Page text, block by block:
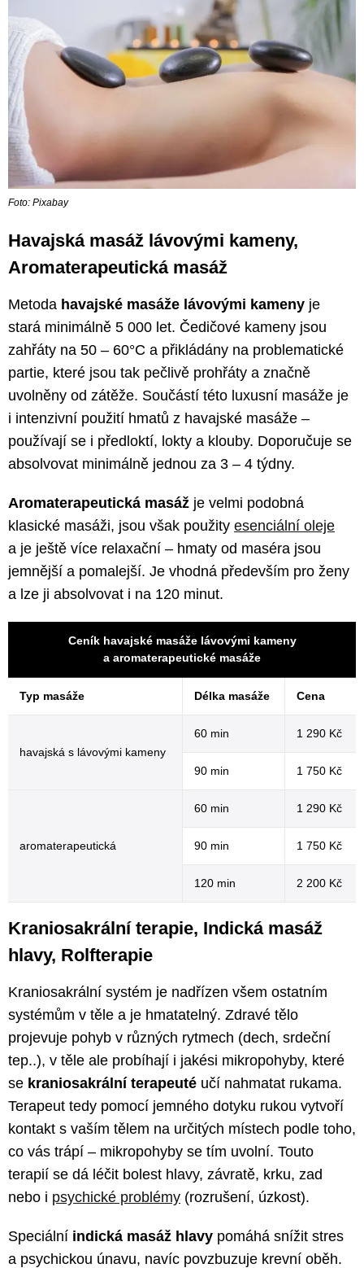
Foto: Pixabay
Havajská masáž lávovými kameny,
Aromaterapeutická masáž
Metoda havajské masáže lávovými kameny je
stará minimálně 5 000 let. Čedičové kameny jsou
zahřáty na 50 – 60°C a přikládány na problematické
partie, které jsou tak pečlivě prohřáty a značně
uvolněny od zátěže. Součástí této luxusní masáže je
i intenzivní použití hmatů z havajské masáže –
používají se i předloktí, lokty a klouby. Doporučuje se
absolvovat minimálně jednou za 3 – 4 týdny.
Aromaterapeutická masáž je velmi podobná
klasické masáži, jsou však použity esenciální oleje
a je ještě více relaxační – hmaty od maséra jsou
jemnější a pomalejší. Je vhodná především pro ženy
a lze ji absolvovat i na 120 minut.
Ceník havajské masáže lávovými kameny
a aromaterapeutické masáže
Typ masáže Délka masáže Cena
havajská s lávovými kameny
60 min 1 290 Kč
90 min 1 750 Kč
aromaterapeutická
60 min 1 290 Kč
90 min 1 750 Kč
120 min 2 200 Kč
Kraniosakrální terapie, Indická masáž
hlavy, Rolfterapie
Kraniosakrální systém je nadřízen všem ostatním
systémům v těle a je hmatatelný. Zdravé tělo
projevuje pohyb v různých rytmech (dech, srdeční
tep..), v těle ale probíhají i jakési mikropohyby, které
se kraniosakrální terapeuté učí nahmatat rukama.
Terapeut tedy pomocí jemného dotyku rukou vytvoří
kontakt s vaším tělem na určitých místech podle toho,
co vás trápí – mikropohyby se tím uvolní. Touto
terapií se dá léčit bolest hlavy, závratě, krku, zad
nebo i psychické problémy (rozrušení, úzkost).
Speciální indická masáž hlavy pomáhá snížit stres
a psychickou únavu, navíc povzbuzuje krevní oběh.